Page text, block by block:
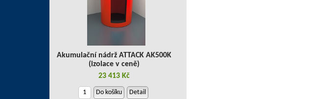
Akumulační nádrž ATTACK AK500K
(izolace v ceně)
23 413 Kč
Do košíku Detail